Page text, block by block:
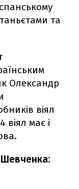
та
Олександр
віял
віял має і
Шевченка: